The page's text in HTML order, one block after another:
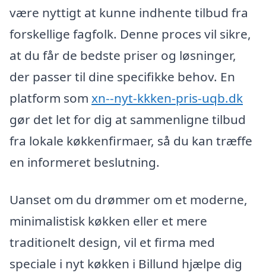
være nyttigt at kunne indhente tilbud fra
forskellige fagfolk. Denne proces vil sikre,
at du får de bedste priser og løsninger,
der passer til dine specifikke behov. En
platform som xn--nyt-kkken-pris-uqb.dk
gør det let for dig at sammenligne tilbud
fra lokale køkkenfirmaer, så du kan træffe
en informeret beslutning.
Uanset om du drømmer om et moderne,
minimalistisk køkken eller et mere
traditionelt design, vil et firma med
speciale i nyt køkken i Billund hjælpe dig